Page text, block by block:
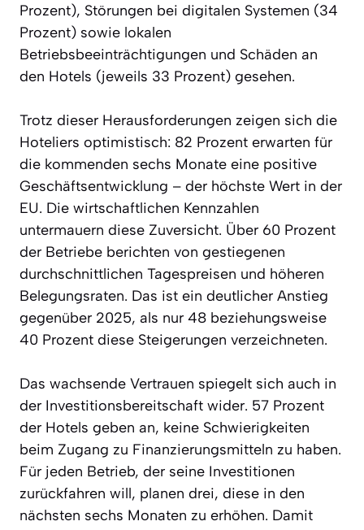
Prozent), Störungen bei digitalen Systemen (34
Prozent) sowie lokalen
Betriebsbeeinträchtigungen und Schäden an
den Hotels (jeweils 33 Prozent) gesehen.
Trotz dieser Herausforderungen zeigen sich die
Hoteliers optimistisch: 82 Prozent erwarten für
die kommenden sechs Monate eine positive
Geschäftsentwicklung – der höchste Wert in der
EU. Die wirtschaftlichen Kennzahlen
untermauern diese Zuversicht. Über 60 Prozent
der Betriebe berichten von gestiegenen
durchschnittlichen Tagespreisen und höheren
Belegungsraten. Das ist ein deutlicher Anstieg
gegenüber 2025, als nur 48 beziehungsweise
40 Prozent diese Steigerungen verzeichneten.
Das wachsende Vertrauen spiegelt sich auch in
der Investitionsbereitschaft wider. 57 Prozent
der Hotels geben an, keine Schwierigkeiten
beim Zugang zu Finanzierungsmitteln zu haben.
Für jeden Betrieb, der seine Investitionen
zurückfahren will, planen drei, diese in den
nächsten sechs Monaten zu erhöhen. Damit